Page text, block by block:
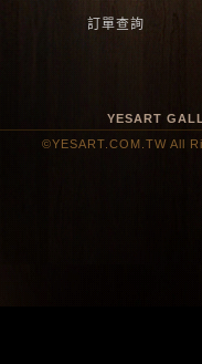
訂單查詢
YESART
©YESART.COM.TW All